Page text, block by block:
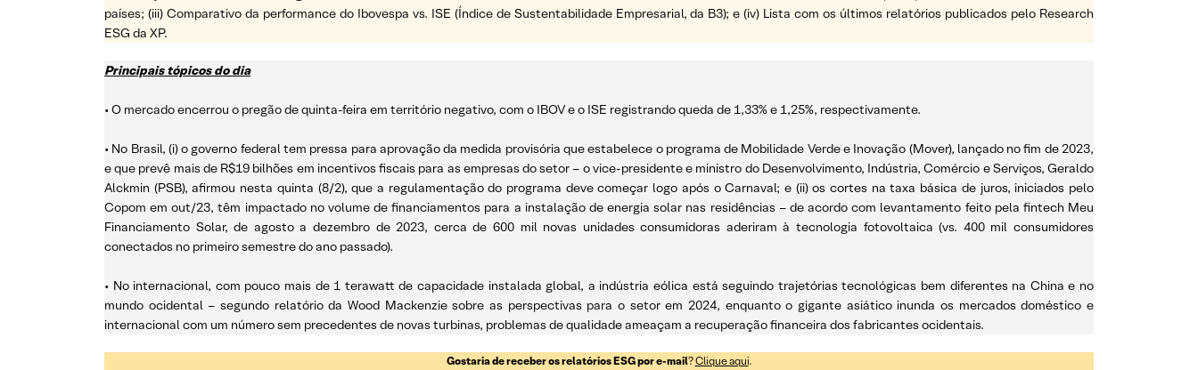
países; (iii) Comparativo da performance do Ibovespa vs. ISE (Índice de Sustentabilidade Empresarial, da B3); e (iv) Lista com os últimos relatórios publicados pelo Research
ESG da XP.
Principais tópicos do dia
• O mercado encerrou o pregão de quinta-feira em território negativo, com o IBOV e o ISE registrando queda de 1,33% e 1,25%, respectivamente.
• No Brasil, (i) o governo federal tem pressa para aprovação da medida provisória que estabelece o programa de Mobilidade Verde e Inovação (Mover), lançado no fim de 2023,
e que prevê mais de R$19 bilhões em incentivos fiscais para as empresas do setor – o vice-presidente e ministro do Desenvolvimento, Indústria, Comércio e Serviços, Geraldo
Alckmin (PSB), afirmou nesta quinta (8/2), que a regulamentação do programa deve começar logo após o Carnaval; e (ii) os cortes na taxa básica de juros, iniciados pelo
Copom em out/23, têm impactado no volume de financiamentos para a instalação de energia solar nas residências – de acordo com levantamento feito pela fintech Meu
Financiamento Solar, de agosto a dezembro de 2023, cerca de 600 mil novas unidades consumidoras aderiram à tecnologia fotovoltaica (vs. 400 mil consumidores
conectados no primeiro semestre do ano passado).
• No internacional, com pouco mais de 1 terawatt de capacidade instalada global, a indústria eólica está seguindo trajetórias tecnológicas bem diferentes na China e no
mundo ocidental – segundo relatório da Wood Mackenzie sobre as perspectivas para o setor em 2024, enquanto o gigante asiático inunda os mercados doméstico e
internacional com um número sem precedentes de novas turbinas, problemas de qualidade ameaçam a recuperação financeira dos fabricantes ocidentais.
Gostaria de receber os relatórios ESG por e-mail?Clique aqui.